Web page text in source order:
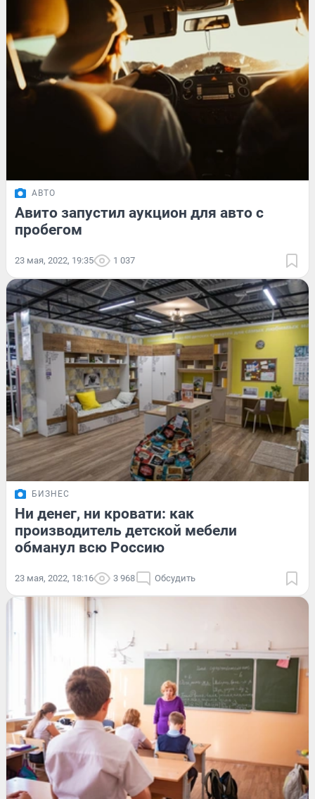
АВТО
Авито запустил аукцион для авто с
пробегом
23 мая, 2022, 19:35 1 037
БИЗНЕС
Ни денег, ни кровати: как
производитель детской мебели
обманул всю Россию
23 мая, 2022, 18:16 3 968 Обсудить